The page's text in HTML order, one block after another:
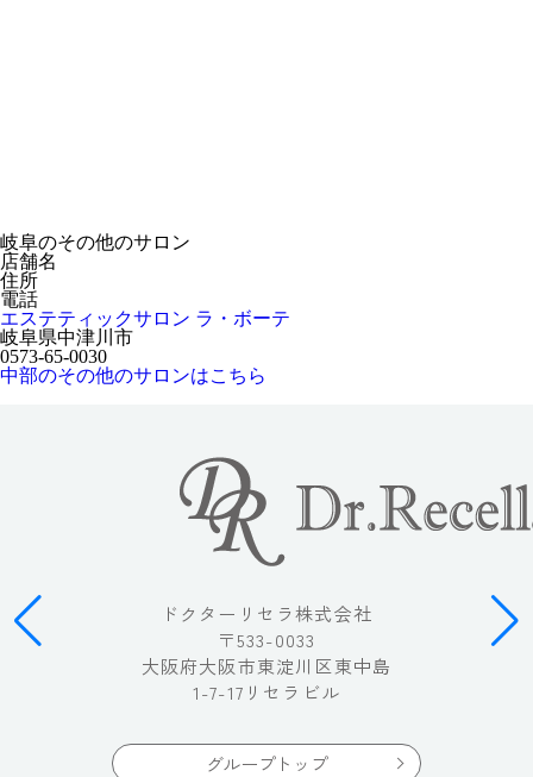
岐阜のその他のサロン
店舗名
住所
電話
エステティックサロン ラ・ボーテ
岐阜県中津川市
0573-65-0030
中部のその他のサロンはこちら
ドクターリセラ株式会社
〒533-0033
大阪府大阪市東淀川区東中島
1-7-17リセラビル
グループトップ